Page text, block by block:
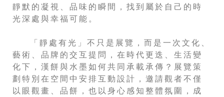
靜默的凝視、品味的瞬間，找到屬於自己的時
光深處與幸福可能。
「靜處有光」不只是展覽，而是一次文化、
藝術、品牌的交互提問，在時代更迭、生活變
化下，漢餅與水墨如何共同承載承傳？展覽策
劃特別在空間中安排互動設計，邀請觀者不僅
以眼觀畫、品餅，也以身心感知整體氛圍，成